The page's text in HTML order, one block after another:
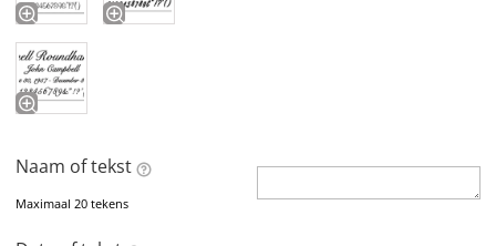
Naam of tekst
Maximaal 20 tekens